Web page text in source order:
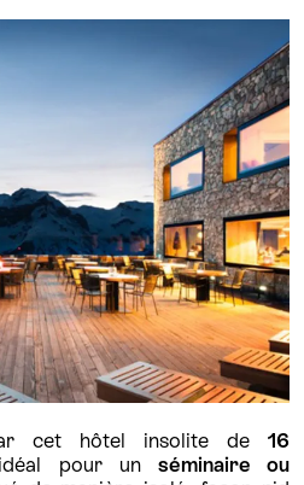
cet hôtel insolite de 16
pour un séminaire ou